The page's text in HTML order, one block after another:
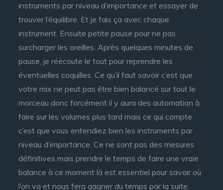
instruments par niveau d’importance et essayer de
trouver l’équilibre. Et je fais ça avec chaque
instrument. Ensuite petite pause pour ne pas
surcharger les oreilles. Après quelques minutes de
pause, je réécoute le tout pour reprendre les
éventuelles coquilles. Ce qu’il faut savoir c’est que
votre mix ne peut pas être bien balancé sur tout le
morceau donc forcément il y aura des automation à
faire sur les volumes plus tard mais ce qui compte
c’est que vous entendiez bien les instruments par
niveau d’importance. Ce ne sont pas des mesures
définitives mais prendre le temps de faire une vraie
balance à ce moment là est essentiel pour savoir où
l’on va et nous fera gagner du temps par la suite.